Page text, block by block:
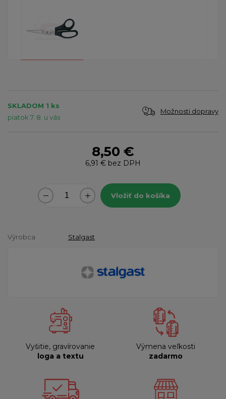
SKLADOM 1 ks
piatok 7. 8. u vás
Možnosti dopravy
8,50 €
6,91 € bez DPH
Vložiť do košíka
Výrobca Stalgast
Vyšitie, gravírovanie
loga a textu
Výmena veľkosti
zadarmo